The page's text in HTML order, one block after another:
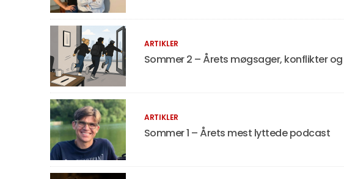
ARTIKLER
Sommer 2 – Årets møgsager, konflikter
ARTIKLER
Sommer 1 – Årets mest lyttede podcast